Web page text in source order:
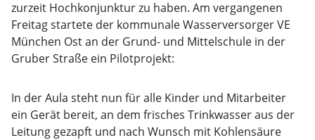
zurzeit Hochkonjunktur zu haben. Am vergangenen
Freitag startete der kommunale Wasserversorger VE
München Ost an der Grund- und Mittelschule in der
Gruber Straße ein Pilotprojekt:
In der Aula steht nun für alle Kinder und Mitarbeiter
ein Gerät bereit, an dem frisches Trinkwasser aus der
Leitung gezapft und nach Wunsch mit Kohlensäure